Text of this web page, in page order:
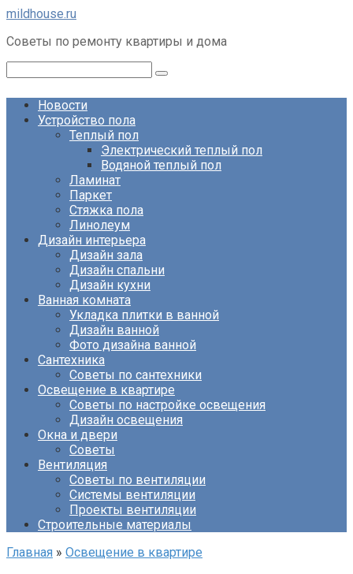
Перейти
контенту
mildhouse.ru
Советы по ремонту квартиры и дома
Новости
Устройство пола
Теплый пол
Электрический теплый пол
Водяной теплый пол
Ламинат
Паркет
Стяжка пола
Линолеум
Дизайн интерьера
Дизайн зала
Дизайн спальни
Дизайн кухни
Ванная комната
Укладка плитки в ванной
Дизайн ванной
Фото дизайна ванной
Сантехника
Советы по сантехники
Освещение в квартире
Советы по настройке освещения
Дизайн освещения
Окна и двери
Советы
Вентиляция
Советы по вентиляции
Системы вентиляции
Проекты вентиляции
Строительные материалы
Главная » Освещение в квартире